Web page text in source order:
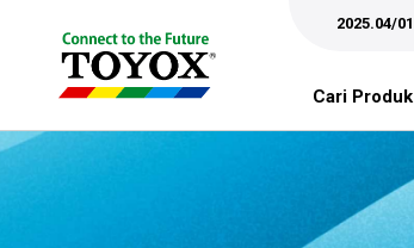
2025.04/01
Cari Produk